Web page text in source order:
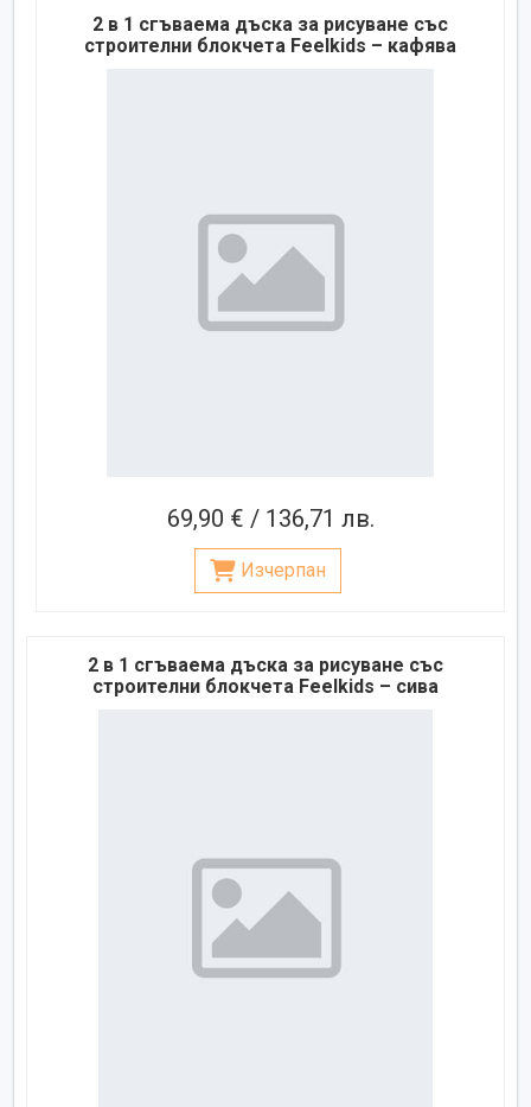
2 в 1 сгъваема дъска за рисуване със
строителни блокчета Feelkids – кафява
69,90 € / 136,71 лв.
Изчерпан
2 в 1 сгъваема дъска за рисуване със
строителни блокчета Feelkids – сива